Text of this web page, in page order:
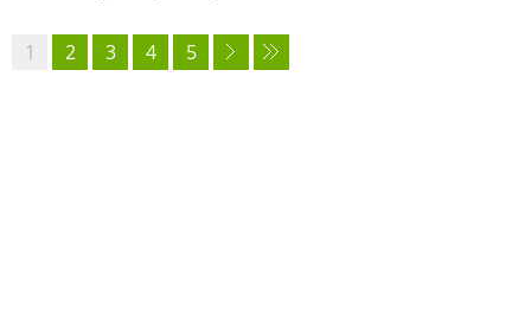
1 2 3 4 5